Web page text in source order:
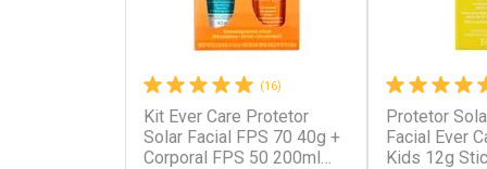
Ativar Desconto Ativar
(16)
Kit Ever Care Protetor
Solar Facial FPS 70 40g +
Corporal FPS 50 200ml
Protetor
Facial Ever
Kids 12g